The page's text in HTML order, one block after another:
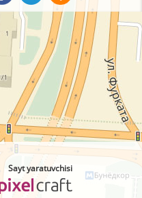
Sayt yaratuvchisi